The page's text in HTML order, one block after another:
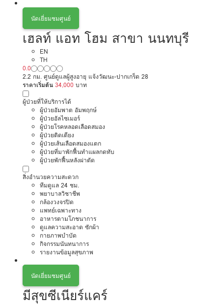
นัดเยี่ยมชมศูนย์
เฮลท์ แอท โฮม สาขา นนทบุรี
EN
TH
0.0
2.2 กม. ศูนย์ดูแลผู้สูงอายุ แจ้งวัฒนะ-ปากเกร็ด 28
ราคาเริ่มต้น 34,000 บาท
ผู้ป่วยที่ให้บริการได้
ผู้ป่วยอัมพาต อัมพฤกษ์
ผู้ป่วยอัลไซเมอร์
ผู้ป่วยโรคหลอดเลือดสมอง
ผู้ป่วยติดเตียง
ผู้ป่วยเส้นเลือดสมองแตก
ผู้ป่วยที่มาพักฟื้นทำแผลกดทับ
ผู้ป่วยพักฟื้นหลังผ่าตัด
สิ่งอำนวยความสะดวก
ทีมดูแล 24 ชม.
พยาบาลวิชาชีพ
กล้องวงจรปิด
แพทย์เฉพาะทาง
อาหารตามโภชนาการ
ดูแลความสะอาด ซักผ้า
กายภาพบำบัด
กิจกรรมนันทนาการ
รายงานข้อมูลสุขภาพ
นัดเยี่ยมชมศูนย์
มีสุขซีเนียร์แคร์